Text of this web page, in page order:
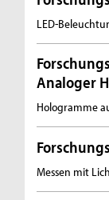
LED-
Analoger
Hologramme
Messen mit